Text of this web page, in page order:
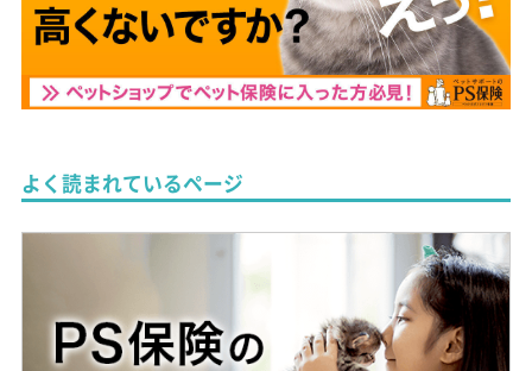
よく読まれているページ